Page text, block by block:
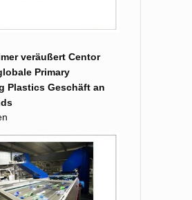
veräußert Centor
Primary
Plastics Geschäft an